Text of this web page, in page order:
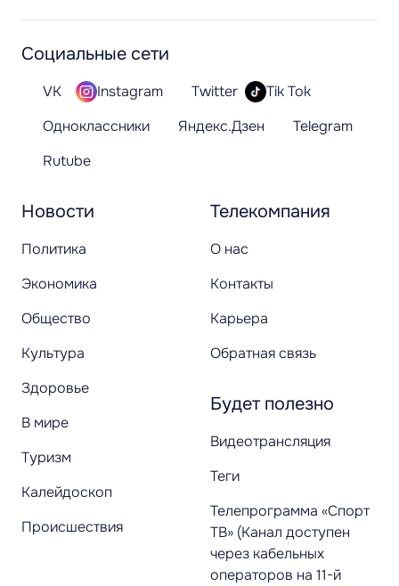
Новости
Политика
Экономика
Общество
Культура
Здоровье
В мире
Туризм
Калейдоскоп
Происшествия
Телекомпания
О нас
Контакты
Карьера
Обратная связь
Будет полезно
Видеотрансляция
Теги
Телепрограмма «Спорт
ТВ» (Канал доступен
через кабельных
операторов на 11-й
Социальные сети
VK Instagram Twitter
Tik Tok
Одноклассники
Яндекс.Дзен
Telegram
Rutube